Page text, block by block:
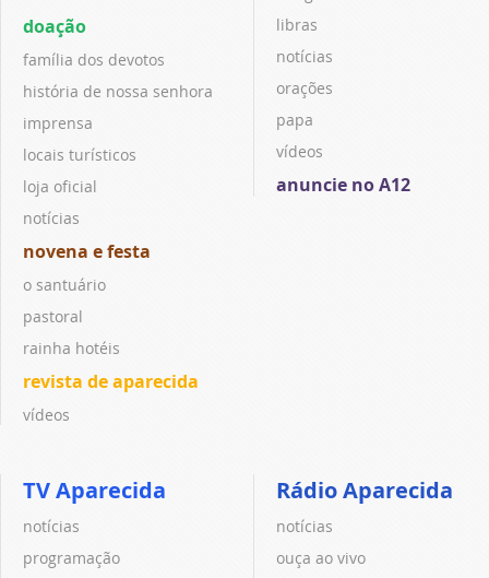
doação
família dos devotos
história de nossa senhora
imprensa
locais turísticos
loja oficial
notícias
novena e festa
o santuário
pastoral
rainha hotéis
revista de aparecida
vídeos
libras
notícias
orações
papa
vídeos
anuncie no A12
TV Aparecida
notícias
programação
Rádio Aparecida
notícias
ouça ao vivo